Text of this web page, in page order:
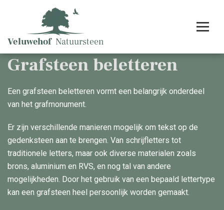
Grafsteen beletteren
Een grafsteen beletteren vormt een belangrijk onderdeel
van het grafmonument.
Er zijn verschillende manieren mogelijk om tekst op de
gedenksteen aan te brengen. Van schrijfletters tot
traditionele letters, maar ook diverse materialen zoals
brons, aluminium en RVS, en nog tal van andere
mogelijkheden. Door het gebruik van een bepaald lettertype
kan een grafsteen heel persoonlijk worden gemaakt.